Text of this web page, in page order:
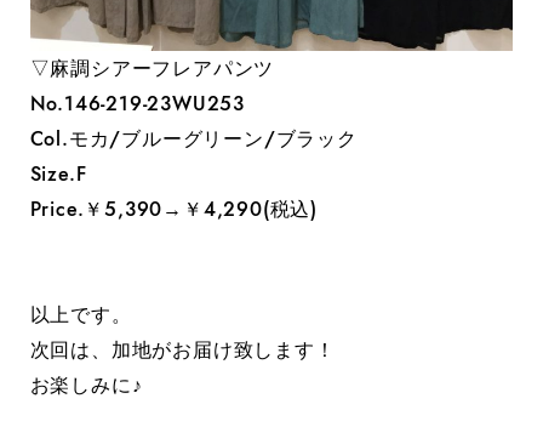
▽麻調シアーフレアパンツ
No.146-219-23WU253
Col.モカ/ブルーグリーン/ブラック
Size.F
Price.￥5,390→￥4,290(税込)
以上です。
次回は、加地がお届け致します！
お楽しみに♪